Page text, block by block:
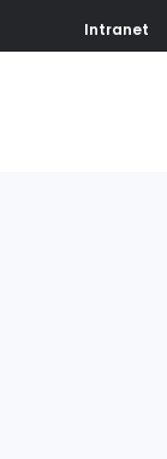
Intranet